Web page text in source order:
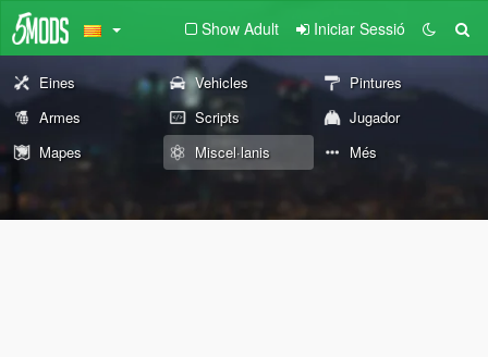
Show Adult Iniciar Sessió
Eines Vehicles
Pintures
Armes
Scripts
Jugador
Mapes
Miscel·lanis Més